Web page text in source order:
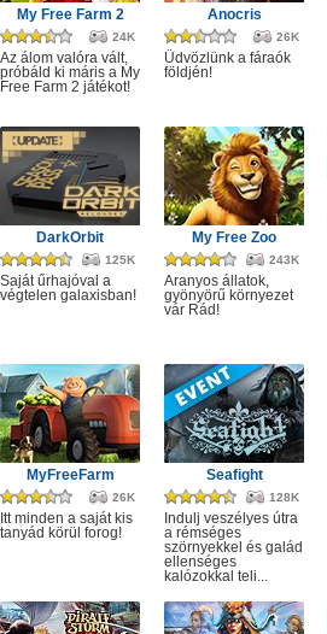
My Free Farm 2
24K
Az álom valóra vált,
próbáld ki máris a My
Free Farm 2 játékot!
Anocris
26K
Üdvözlünk a fáraók
földjén!
DarkOrbit
125K
Saját űrhajóval a
végtelen galaxisban!
My Free Zoo
243K
Aranyos állatok,
gyönyörű környezet
vár Rád!
MyFreeFarm
26K
Itt minden a saját kis
tanyád körül forog!
Seafight
128K
Indulj veszélyes útra
a rémséges
szörnyekkel és galád
ellenséges
kalózokkal teli...